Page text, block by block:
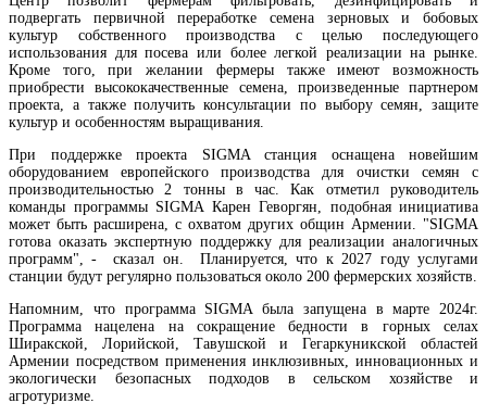
Экономист: принятые кабмином Армении поправки в законе "О структуре и
правительства" несут в себе ряд проблемных вопросов
подвергать первичной переработке семена зерновых и бобовых
культур собственного производства с целью последующего
использования для посева или более легкой реализации на рынке.
Кроме того, при желании фермеры также имеют возможность
приобрести высококачественные семена, произведенные партнером
проекта, а также получить консультации по выбору семян, защите
культур и особенностям выращивания.
При поддержке проекта SIGMA станция оснащена новейшим
оборудованием европейского производства для очистки семян с
производительностью 2 тонны в час. Как отметил руководитель
команды программы SIGMA Карен Геворгян, подобная инициатива
может быть расширена, с охватом других общин Армении. "SIGMA
готова оказать экспертную поддержку для реализации аналогичных
программ", - сказал он. Планируется, что к 2027 году услугами
станции будут регулярно пользоваться около 200 фермерских хозяйств.
Напомним, что программа SIGMA была запущена в марте 2024г.
Программа нацелена на сокращение бедности в горных селах
Ширакской, Лорийской, Тавушской и Гегаркуникской областей
Армении посредством применения инклюзивных, инновационных и
экологически безопасных подходов в сельском хозяйстве и
агротуризме.